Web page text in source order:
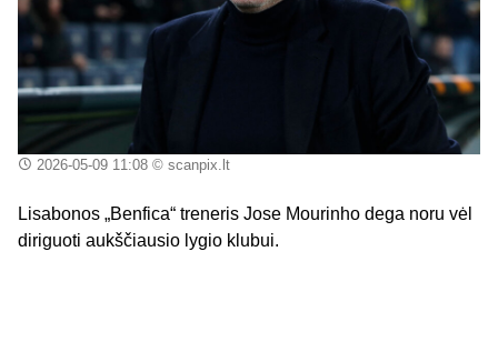
2026-05-09 11:08© scanpix.lt
Lisabonos „Benfica“ treneris Jose Mourinho dega noru vėl
diriguoti aukščiausio lygio klubui.